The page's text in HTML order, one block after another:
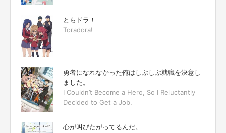
とらドラ！
Toradora!
勇者になれなかった俺はしぶしぶ就職を決意し
ました。
I Couldn’t Become a Hero, So I Reluctantly
Decided to Get a Job.
心が叫びたがってるんだ。